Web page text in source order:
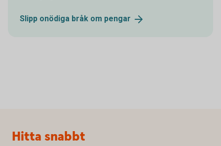
Slipp onödiga bråk om pengar
Sidfot
Hitta snabbt